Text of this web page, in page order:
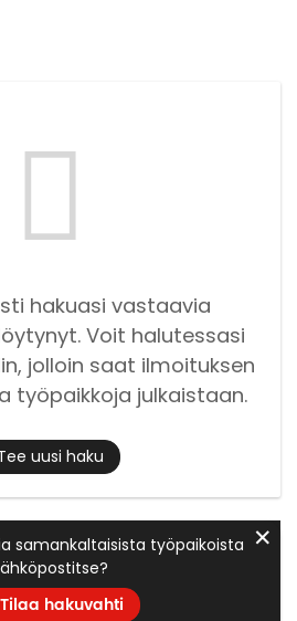
hakuasi vastaavia
Voit halutessasi
jolloin saat ilmoituksen
työpaikkoja julkaistaan.
uusi haku
samankaltaisista työpaikoista
Tilaa hakuvahti
✕